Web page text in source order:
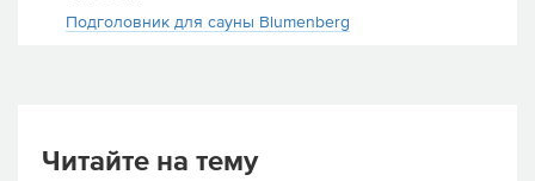
Подголовник для сауны Blumenberg
Читайте на тему